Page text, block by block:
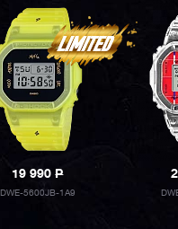
19 990P
DWE-5600JB-1A9